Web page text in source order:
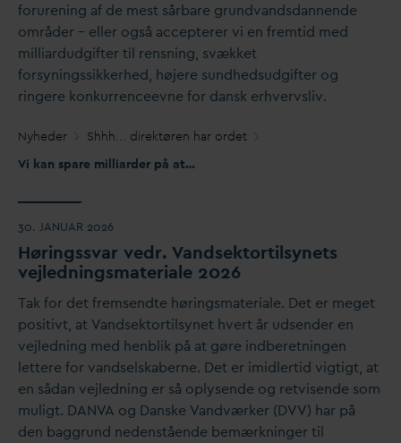
forurening af de mest sårbare grundvandsdannende
områder – eller også accepterer vi en fremtid med
milliardudgifter til rensning, svækket
forsyningssikkerhed, højere sundhedsudgifter og
ringere konkurrenceevne for dansk erhvervsliv.
Nyheder
Shhh... direktøren har ordet
Vi kan spare milliarder på at forbyde forurening af drikke
30. JANUAR 2026
Høringssvar vedr. Vandsektortilsynets
vejledningsmateriale 2026
Tak for det fremsendte høringsmateriale. Det er meget
positivt, at Vandsektortilsynet hvert år udsender en
vejledning med henblik på at gøre indberetningen
lettere for vandselskaberne. Det er imidlertid vigtigt, at
en sådan vejledning er så oplysende og retvisende som
muligt. DANVA og Danske Vandværker (DVV) har på
den baggrund nedenstående bemærkninger til